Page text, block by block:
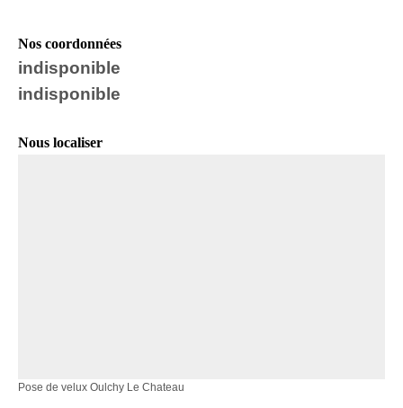
Nos coordonnées
indisponible
indisponible
Nous localiser
Pose de velux Oulchy Le Chateau